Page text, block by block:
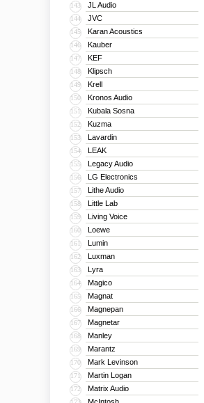
143 JL Audio
144 JVC
145 Karan Acoustics
146 Kauber
147 KEF
148 Klipsch
149 Krell
150 Kronos Audio
151 Kubala Sosna
152 Kuzma
153 Lavardin
154 LEAK
155 Legacy Audio
156 LG Electronics
157 Lithe Audio
158 Little Lab
159 Living Voice
160 Loewe
161 Lumin
162 Luxman
163 Lyra
164 Magico
165 Magnat
166 Magnepan
167 Magnetar
168 Manley
169 Marantz
170 Mark Levinson
171 Martin Logan
172 Matrix Audio